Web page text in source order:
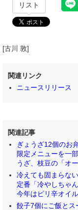
リスト
[古川 敦]
関連リンク
ニュースリリース
関連記事
ぎょうざ12個のお
限定メニューを一
うざ、枝豆の「オ
冷えても固まらな
定番「冷やしちゃ
今年はピリ辛オイ
餃子7個にご飯と